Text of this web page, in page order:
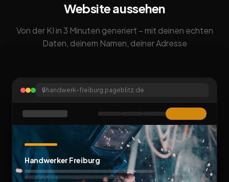
Website aussehen
Von der KI in 3 Minuten generiert – mit deinen echten
Daten, deinem Namen, deiner Adresse
🔒 handwerk-freiburg.pageblitz.de
Handwerker Freiburg